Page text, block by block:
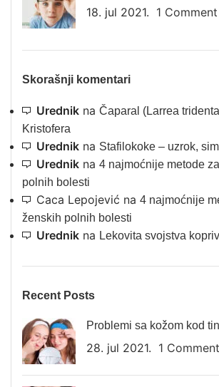
18. jul 2021. 1 Comment
Skorašnji komentari
Urednik na Čaparal (Larrea
Kristofera
Urednik na Stafilokoke – uzrok,
Urednik na 4 najmoćnije metode
polnih bolesti
Caca Lepojević na 4 najmoćnije
ženskih polnih bolesti
Urednik na Lekovita svojstva
Recent Posts
Problemi sa kožom kod
28. jul 2021. 1 Comment